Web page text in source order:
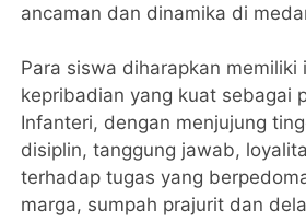
ancaman dan dinamika di
Para siswa diharapkan memiliki
kepribadian yang kuat sebagai
Infanteri, dengan menjujung
disiplin, tanggung jawab,
terhadap tugas yang
marga, sumpah prajurit dan